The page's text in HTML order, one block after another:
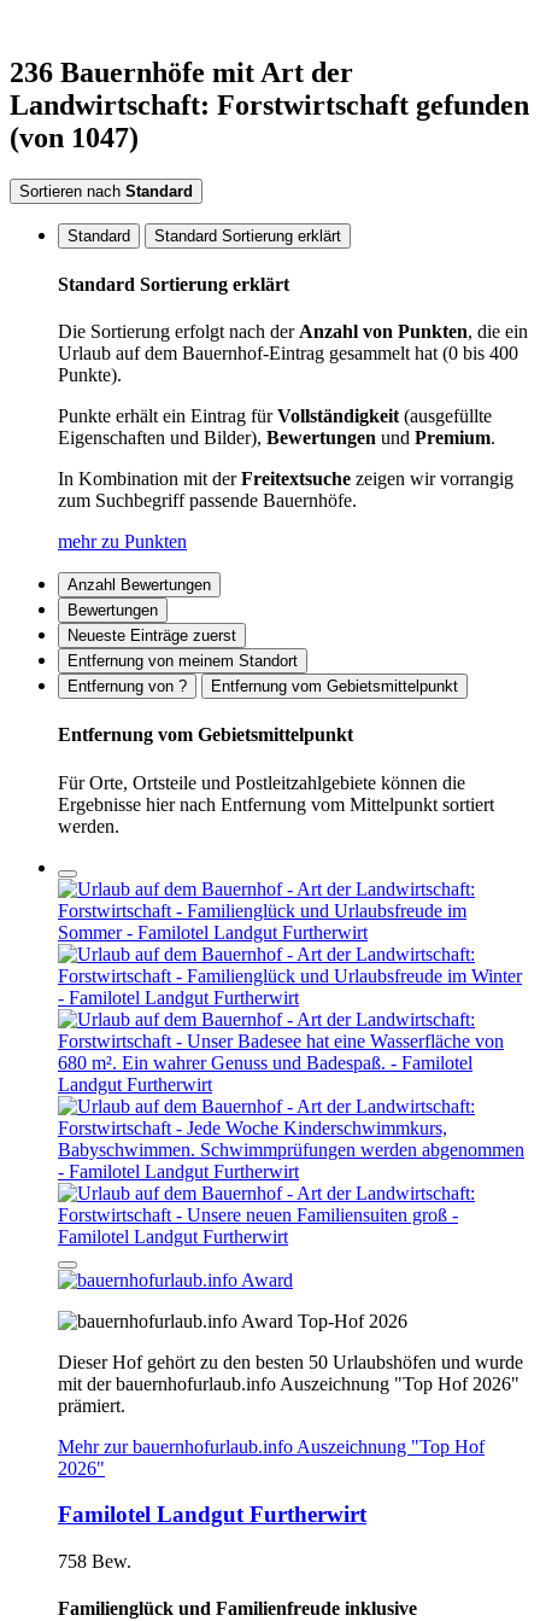
236 Bauernhöfe mit Art der
Landwirtschaft: Forstwirtschaft gefunden
(von 1047)
Sortieren nach Standard
Standard Standard Sortierung erklärt
Standard Sortierung erklärt
Die Sortierung erfolgt nach der Anzahl von Punkten, die ein
Urlaub auf dem Bauernhof-Eintrag gesammelt hat (0 bis 400
Punkte).
Punkte erhält ein Eintrag fürVollständigkeit (ausgefüllte
Eigenschaften und Bilder), Bewertungen und Premium.
In Kombination mit derFreitextsuche zeigen wir vorrangig
zum Suchbegriff passende Bauernhöfe.
mehr zu Punkten
Anzahl Bewertungen
Bewertungen
Neueste Einträge zuerst
Entfernung von meinem Standort
Entfernung von ?
Entfernung vom Gebietsmittelpunkt
Entfernung vom Gebietsmittelpunkt
Für Orte, Ortsteile und Postleitzahlgebiete können die
Ergebnisse hier nach Entfernung vom Mittelpunkt sortiert
werden.
Top-Hof 2026
Dieser Hof gehört zu den besten 50 Urlaubshöfen und wurde
mit der bauernhofurlaub.info Auszeichnung "Top Hof 2026"
prämiert.
Mehr zur bauernhofurlaub.info Auszeichnung "Top Hof
2026"
Familotel Landgut Furtherwirt
758 Bew.
Familienglück und Familienfreude inklusive